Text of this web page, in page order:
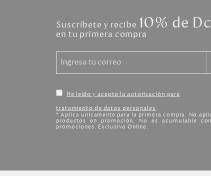
Suscríbete y recibe 10% de
en tu primera compra
He leído y acepto la autorización para
tratamiento de datos personales.
* Aplica unicamente para la primera compra. No
productos en promoción. No es acumulable
promociones. Exclusivo Online.